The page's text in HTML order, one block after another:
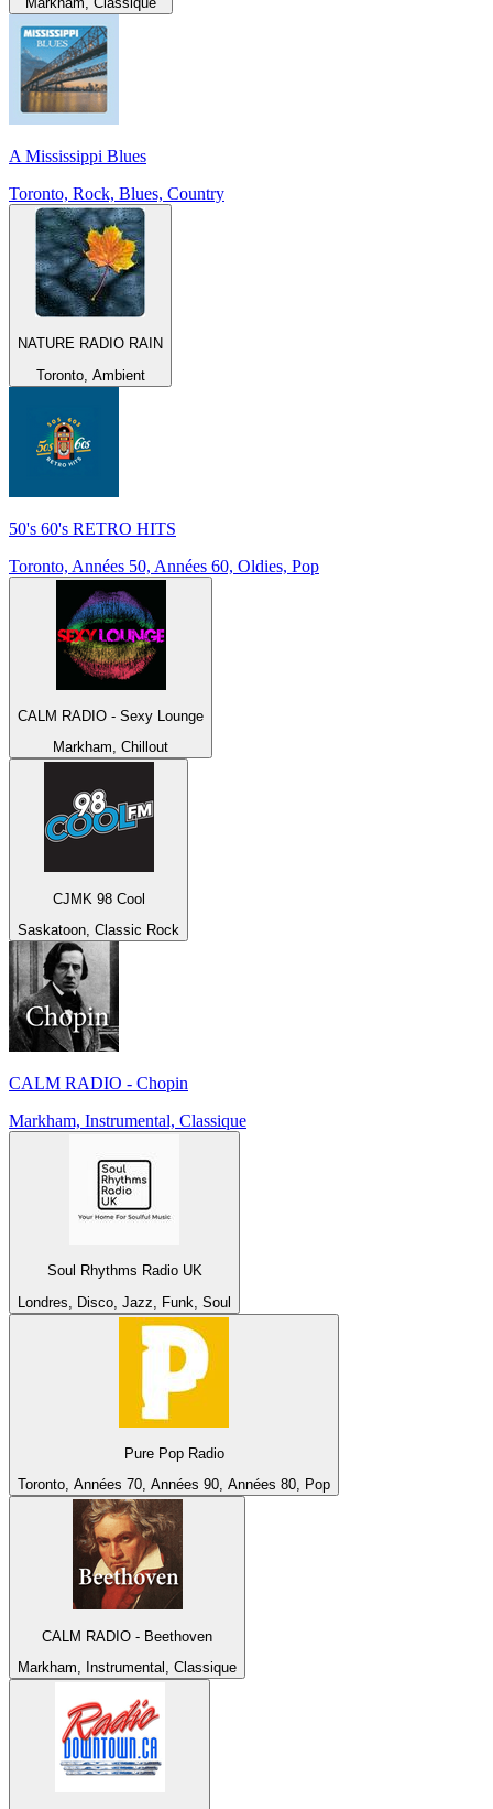
A Mississippi Blues
Toronto, Rock, Blues, Country
NATURE RADIO RAIN
Toronto, Ambient
50's 60's RETRO HITS
Toronto, Années 50, Années 60, Oldies, Pop
CALM RADIO - Sexy Lounge
Markham, Chillout
CJMK 98 Cool
Saskatoon, Classic Rock
CALM RADIO - Chopin
Markham, Instrumental, Classique
Soul Rhythms Radio UK
Londres, Disco, Jazz, Funk, Soul
Pure Pop Radio
Toronto, Années 70, Années 90, Années 80, Pop
CALM RADIO - Beethoven
Markham, Instrumental, Classique